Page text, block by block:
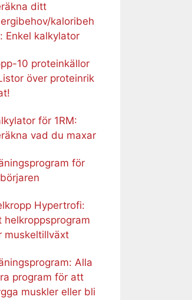
ditt
kaloribeh
Enkel kalkylator
10 proteinkällor
över proteinrik
för 1RM:
vad du maxar
för
Hypertrofi:
helkroppsprogram
muskeltillväxt
Alla
program för att
muskler eller bli